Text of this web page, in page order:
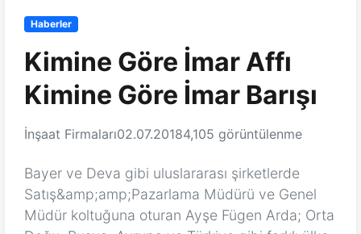
Haberler
Kimine Göre İmar Affı
Kimine Göre İmar Barışı
İnşaat Firmaları02.07.20184,105 görüntülenme
Bayer ve Deva gibi uluslararası şirketlerde
Satış&amp;amp;Pazarlama Müdürü ve Genel
Müdür koltuğuna oturan Ayşe Fügen Arda; Orta